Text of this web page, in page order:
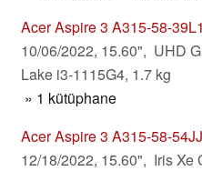
Acer Aspire 3 A315-58-39L1
10/06/2022, 15.60", UHD
Lake i3-1115G4, 1.7 kg
» 1 kütüphane
Acer Aspire 3 A315-58-54JJ
12/18/2022, 15.60", Iris Xe